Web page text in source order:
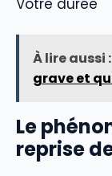
À lire aussi :
grave et
Le
reprise